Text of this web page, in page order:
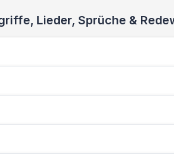
Lieder, Sprüche &